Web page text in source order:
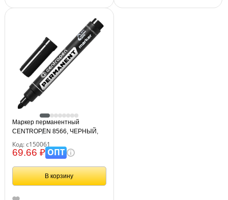
Маркер перманентный
CENTROPEN 8566, ЧЕРНЫЙ,
8566 0112
Код: с150061
69.66 ₽ОПТ
В корзину